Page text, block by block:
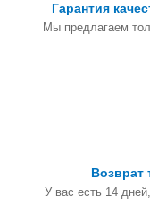
Гарантия
Мы предлагаем
Возврат
У вас есть 14